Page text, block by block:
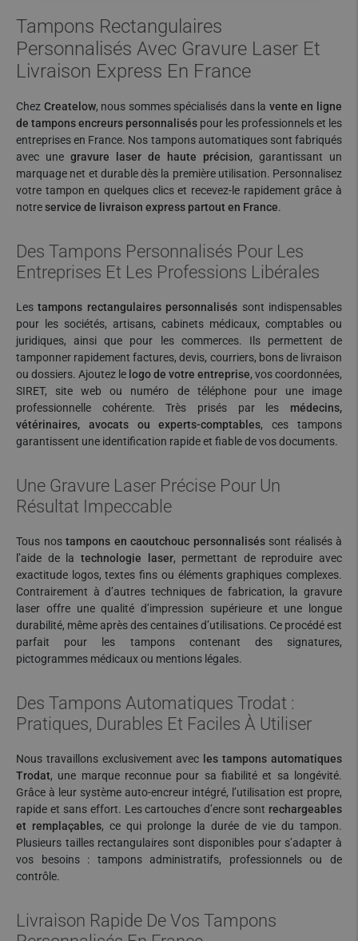
Tampons Rectangulaires
Personnalisés Avec Gravure Laser Et
Livraison Express En France
Chez Createlow, nous sommes spécialisés dans la vente en ligne
de tampons encreurs personnalisés pour les professionnels et les
entreprises en France. Nos tampons automatiques sont fabriqués
avec une gravure laser de haute précision, garantissant un
marquage net et durable dès la première utilisation. Personnalisez
votre tampon en quelques clics et recevez-le rapidement grâce à
notreservice de livraison express partout en France.
Des Tampons Personnalisés Pour Les
Entreprises Et Les Professions Libérales
Lestampons rectangulaires personnalisés sont indispensables
pour les sociétés, artisans, cabinets médicaux, comptables ou
juridiques, ainsi que pour les commerces. Ils permettent de
tamponner rapidement factures, devis, courriers, bons de livraison
ou dossiers. Ajoutez le logo de votre entreprise, vos coordonnées,
SIRET, site web ou numéro de téléphone pour une image
professionnelle cohérente. Très prisés par les médecins,
vétérinaires, avocats ou experts-comptables, ces tampons
garantissent une identification rapide et fiable de vos documents.
Une Gravure Laser Précise Pour Un
Résultat Impeccable
Tous nos tampons en caoutchouc personnaliséssont réalisés à
l’aide de la technologie laser, permettant de reproduire avec
exactitude logos, textes fins ou éléments graphiques complexes.
Contrairement à d’autres techniques de fabrication, la gravure
laser offre une qualité d’impression supérieure et une longue
durabilité, même après des centaines d’utilisations. Ce procédé est
parfait pour les tampons contenant des signatures,
pictogrammes médicaux ou mentions légales.
Des Tampons Automatiques Trodat :
Pratiques, Durables Et Faciles À Utiliser
Nous travaillons exclusivement avec les tampons automatiques
Trodat, une marque reconnue pour sa fiabilité et sa longévité.
Grâce à leur système auto-encreur intégré, l’utilisation est propre,
rapide et sans effort. Les cartouches d’encre sont rechargeables
et remplaçables, ce qui prolonge la durée de vie du tampon.
Plusieurs tailles rectangulaires sont disponibles pour s’adapter à
vos besoins : tampons administratifs, professionnels ou de
contrôle.
Livraison Rapide De Vos Tampons